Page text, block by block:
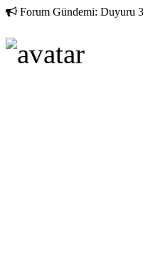
Forum Gündemi: Duyuru 3